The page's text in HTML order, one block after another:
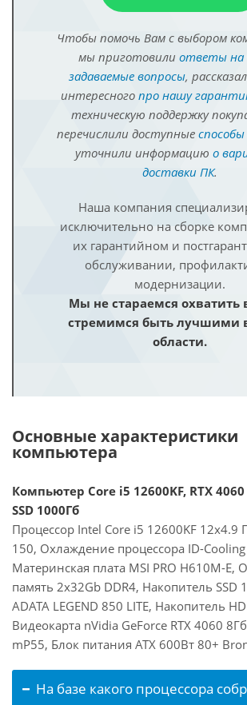
Чтобы помочь Вам с выбором
мы приготовили ответы на
задаваемые вопросы,
интересного про нашу
техническую поддержку
перечислили доступные
уточнили информацию о
доставки ПК.
Наша компания
исключительно на сборке
их гарантийном и
обслуживании,
модернизации.
Мы не стараемся охватить
стремимся быть лучшими
области.
Основные характеристики
компьютера
Компьютер Core i5 12600KF, RTX 4060
SSD 1000Гб
Процессор Intel Core i5 12600KF 12x4.9
150, Охлаждение процессора ID-Cooling
Материнская плата MSI PRO H610M-E,
память 2x32Gb DDR4, Накопитель SSD
ADATA LEGEND 850 LITE, Накопитель
Видеокарта nVidia GeForce RTX 4060
mP55, Блок питания ATX 600Вт 80+
На базе какого процессора